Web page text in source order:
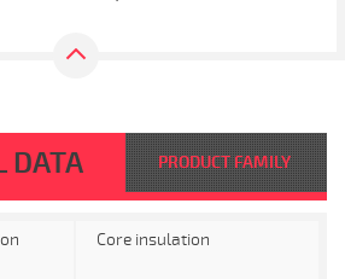
DATA PRODUCT FAMILY
Core insulation